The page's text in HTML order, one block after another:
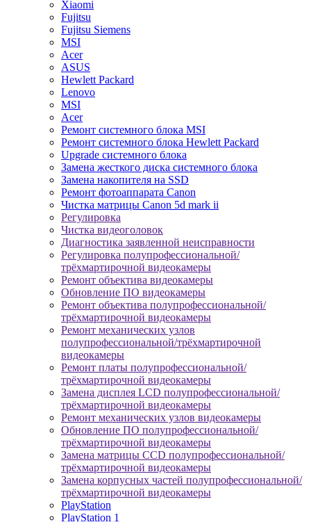
Xiaomi
Fujitsu
Fujitsu Siemens
MSI
Acer
ASUS
Hewlett Packard
Lenovo
MSI
Acer
Ремонт системного блока MSI
Ремонт системного блока Hewlett Packard
Upgrade системного блока
Замена жесткого диска системного блока
Замена накопителя на SSD
Ремонт фотоаппарата Canon
Чистка матрицы Canon 5d mark ii
Регулировка
Чистка видеоголовок
Диагностика заявленной неисправности
Регулировка полупрофессиональной/
трёхмартирочной видеокамеры
Ремонт объектива видеокамеры
Обновление ПО видеокамеры
Ремонт объектива полупрофессиональной/
трёхмартирочной видеокамеры
Ремонт механических узлов
полупрофессиональной/трёхмартирочной
видеокамеры
Ремонт платы полупрофессиональной/
трёхмартирочной видеокамеры
Замена дисплея LCD полупрофессиональной/
трёхмартирочной видеокамеры
Ремонт механических узлов видеокамеры
Обновление ПО полупрофессиональной/
трёхмартирочной видеокамеры
Замена матрицы CCD полупрофессиональной/
трёхмартирочной видеокамеры
Замена корпусных частей полупрофессиональной/
трёхмартирочной видеокамеры
PlayStation
PlayStation 1